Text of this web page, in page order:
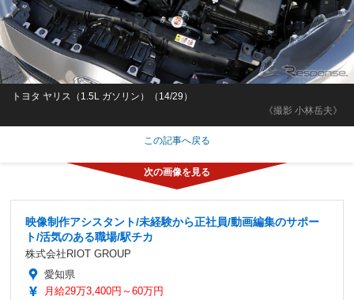
《撮影 小林岳夫》
トヨタ ヤリス（1.5L ガソリン）（14/29）
この記事へ戻る
映像制作アシスタント/未経験から正社員/動画編集のサポー
ト/活気のある職場/駅チカ
株式会社RIOT GROUP
愛知県
月給29万3,400円～60万円